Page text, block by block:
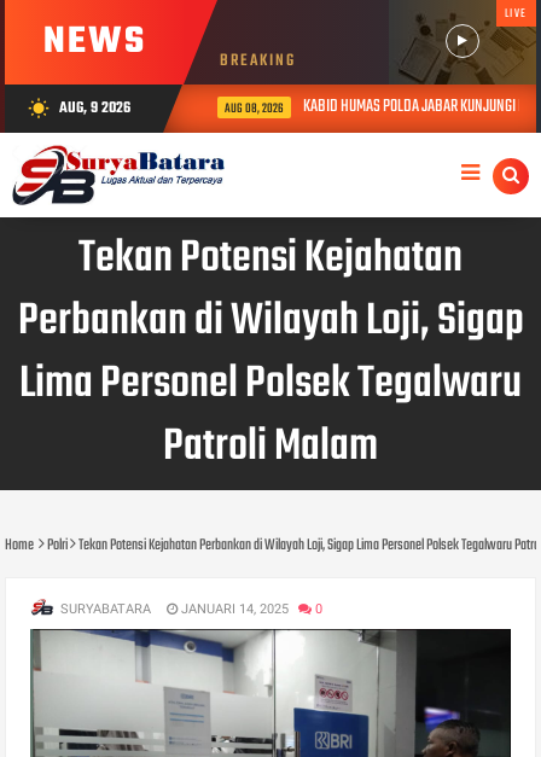
NEWS BREAKING
LIVE
wb_sunny AUG, 9 2026 AUG 08, 2026 KABID HUMAS POLDA JABAR KUNJUNGI
Tekan Potensi Kejahatan
Perbankan di Wilayah Loji, Sigap
Lima Personel Polsek Tegalwaru
Patroli Malam
Home Polri Tekan Potensi Kejahatan Perbankan di Wilayah Loji, Sigap Lima Personel Polsek Tegalwaru
SURYABATARA JANUARI 14, 2025 0